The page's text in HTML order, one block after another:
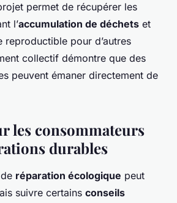
permet de récupérer les
l’accumulation de déchets et
reproductible pour d’autres
collectif démontre que des
peuvent émaner directement de
les consommateurs
durables
réparation écologique peut
suivre certains conseils